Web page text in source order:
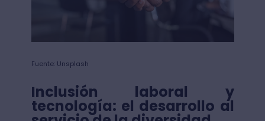
Fuente: Unsplash
Inclusión laboral y
tecnología: el desarrollo al